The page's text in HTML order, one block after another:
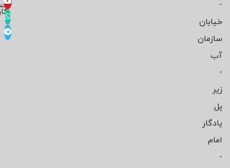
-
خیابان
سازمان
آب
-
زیر
پل
یادگار
امام
-